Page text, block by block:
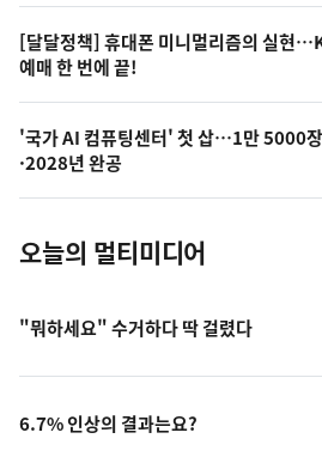
오
늘
의
사
진
[달달정책] 휴대폰 미니멀리즘의 실현
예매 한 번에 끝!
'국가 AI 컴퓨팅센터' 첫 삽…1만 5000
·2028년 완공
오늘의 멀티미디어
"뭐하세요" 수거하다 딱 걸렸다
6.7% 인상의 결과는요?